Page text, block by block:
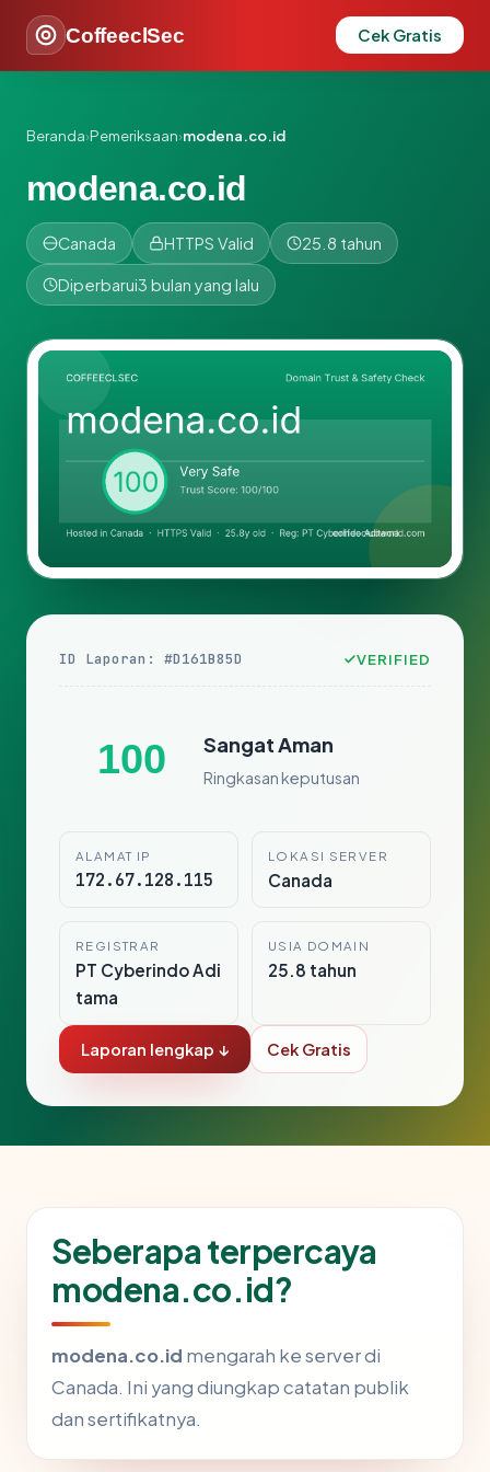
CoffeeclSec Cek Gratis
Beranda›Pemeriksaan›modena.co.id
modena.co.id
Canada HTTPS Valid 25.8 tahun
Diperbarui3 bulan yang lalu
ID Laporan: #D161B85D VERIFIED
100 Sangat Aman
Ringkasan keputusan
ALAMAT IP
172.67.128.115
LOKASI SERVER
Canada
REGISTRAR
PT Cyberindo Adi
tama
USIA DOMAIN
25.8 tahun
Laporan lengkap ↓ Cek Gratis
Seberapa terpercaya
modena.co.id?
modena.co.id mengarah ke server di
Canada. Ini yang diungkap catatan publik
dan sertifikatnya.